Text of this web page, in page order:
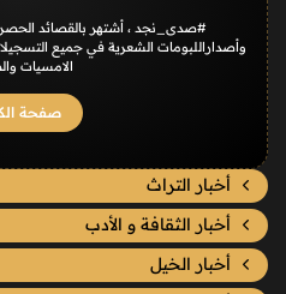
#صدى_نجد ، أشتهر بالقصائد
وأصداراللبومات الشعرية في جميع
الامسيات
صفحة
أخبار التراث
أخبار الثقافة و الأدب
أخبار الخيل